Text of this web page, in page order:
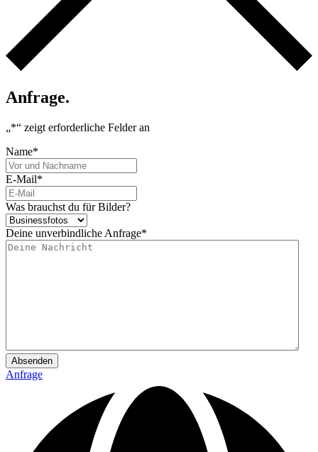
Anfrage.
„*“ zeigt erforderliche Felder an
Name*
E-Mail*
Was brauchst du für Bilder?
Deine unverbindliche Anfrage*
Anfrage